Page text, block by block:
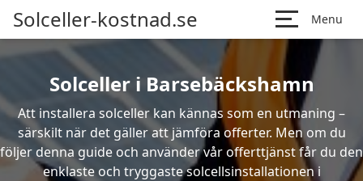
Solceller-kostnad.se Menu
Solceller i Barsebäckshamn
Att installera solceller kan kännas som en utmaning –
särskilt när det gäller att jämföra offerter. Men om du
följer denna guide och använder vår offerttjänst får du den
enklaste och tryggaste solcellsinstallationen i